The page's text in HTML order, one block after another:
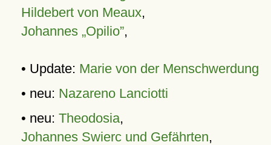
Hildebert von Meaux,
Johannes „Opilio”,
• Update: Marie von der Menschwerdung
• neu: Nazareno Lanciotti
• neu: Theodosia,
Johannes Swierc und Gefährten,